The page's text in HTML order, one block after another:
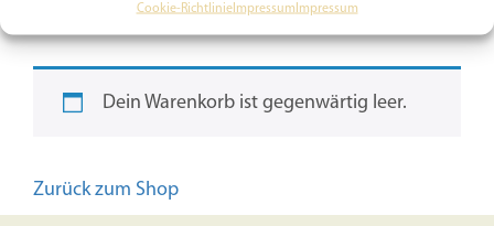
Cookie-RichtlinieImpressum Impressum
UNSERE PRODUKTE FÜR DICH
Dein Warenkorb ist gegenwärtig leer.
Zurück zum Shop